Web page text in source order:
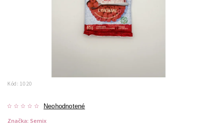
Kód: 1020
Neohodnotené
Značka: Semix